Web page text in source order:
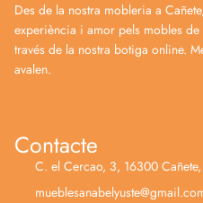
Des de la nostra mobleria a
experiència i amor pels mobles de
través de la nostra botiga online.
avalen.
Contacte
C. el Cercao, 3, 16300